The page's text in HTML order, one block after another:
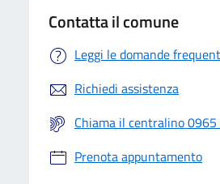
Contatta il comune
Leggi le domande
Richiedi assistenza
Chiama il centralino
Prenota appuntamento